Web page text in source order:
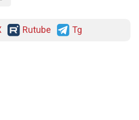
Rutube Tg